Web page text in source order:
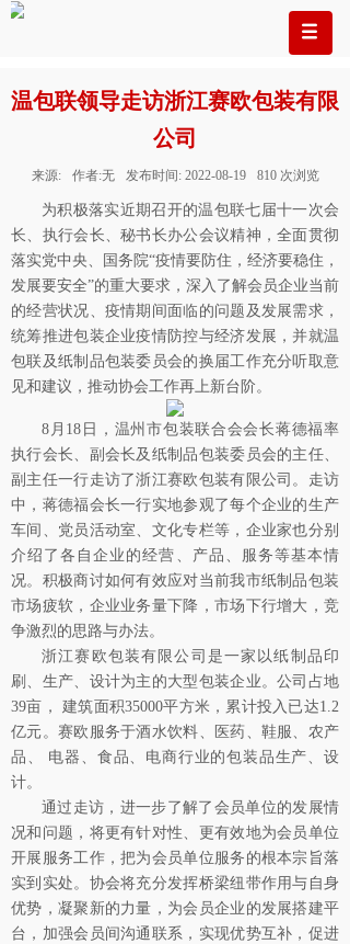
温包联领导走访浙江赛欧包装有限
公司
来源: 作者:无 发布时间: 2022-08-19 810 次浏览
为积极落实近期召开的温包联七届十一次会
长、执行会长、秘书长办公会议精神，全面贯彻
落实党中央、国务院“疫情要防住，经济要稳住，
发展要安全”的重大要求，深入了解会员企业当前
的经营状况、疫情期间面临的问题及发展需求，
统筹推进包装企业疫情防控与经济发展，并就温
包联及纸制品包装委员会的换届工作充分听取意
见和建议，推动协会工作再上新台阶。
8月18日，温州市包装联合会会长蒋德福率
执行会长、副会长及纸制品包装委员会的主任、
副主任一行走访了浙江赛欧包装有限公司。走访
中，蒋德福会长一行实地参观了每个企业的生产
车间、党员活动室、文化专栏等，企业家也分别
介绍了各自企业的经营、产品、服务等基本情
况。积极商讨如何有效应对当前我市纸制品包装
市场疲软，企业业务量下降，市场下行增大，竞
争激烈的思路与办法。
浙江赛欧包装有限公司是一家以纸制品印
刷、生产、设计为主的大型包装企业。公司占地
39亩， 建筑面积35000平方米，累计投入已达1.2
亿元。赛欧服务于酒水饮料、医药、鞋服、农产
品、 电器、食品、电商行业的包装品生产、设
计。
通过走访，进一步了解了会员单位的发展情
况和问题，将更有针对性、更有效地为会员单位
开展服务工作，把为会员单位服务的根本宗旨落
实到实处。协会将充分发挥桥梁纽带作用与自身
优势，凝聚新的力量，为会员企业的发展搭建平
台，加强会员间沟通联系，实现优势互补，促进